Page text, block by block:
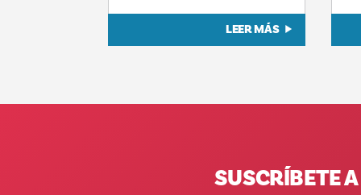
LEER MÁS
SUSCRÍBETE